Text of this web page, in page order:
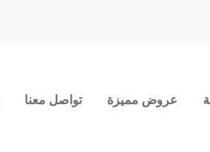
عروض مميزة تواصل معنا